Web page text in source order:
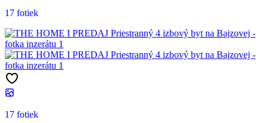
17 fotiek
17 fotiek